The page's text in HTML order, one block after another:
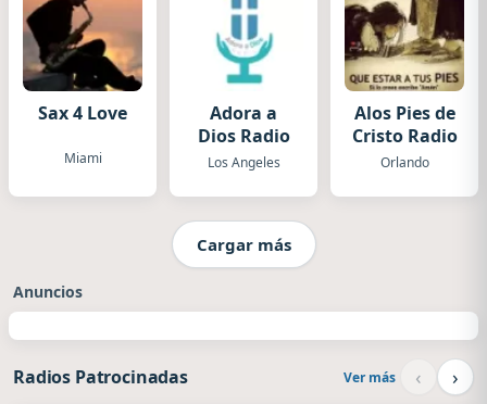
Sax 4 Love
Miami
Adora a
Dios Radio
Los Angeles
Alos Pies de
Cristo Radio
Orlando
Cargar más
Anuncios
Radios Patrocinadas Ver más ‹ ›